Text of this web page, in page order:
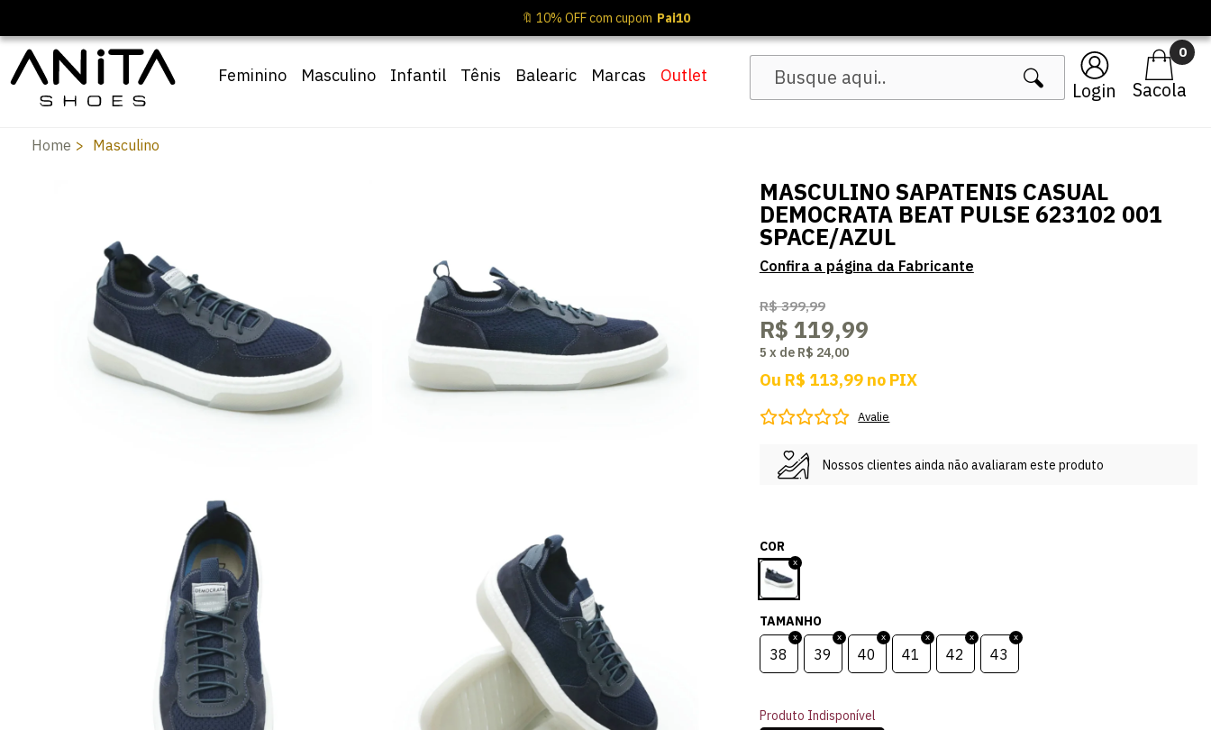
Login
0
Feminino Masculino Infantil Tênis Balearic Marcas Outlet
🔖 10% OFF com cupom Pai10
Home Masculino
MASCULINO SAPATENIS CASUAL
DEMOCRATA BEAT PULSE 623102 001
SPACE/AZUL
R$ 399,99
R$ 119,99
5 x de R$ 24,00
Ou R$ 113,99 no PIX
Avalie
Nossos clientes ainda não avaliaram este produto
COR
TAMANHO
38 39 40 41 42 43
Produto Indisponível